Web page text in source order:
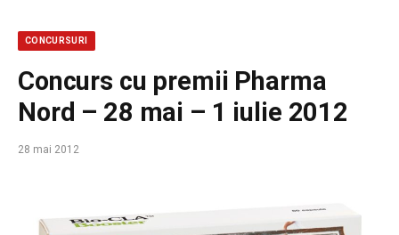
CONCURSURI
Concurs cu premii Pharma
Nord – 28 mai – 1 iulie 2012
28 mai 2012